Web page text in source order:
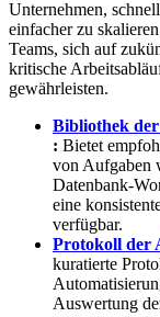
Unternehmen,
einfacher zu
Teams, sich auf
kritische
gewährleisten.
Bibliothek
: Bietet
von Aufgaben
Datenbank-
eine
verfügbar.
Protokoll der
kuratierte
Auswertung